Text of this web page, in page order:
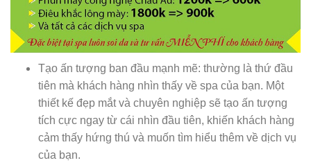
Tạo ấn tượng ban đầu mạnh mẽ: thường là thứ đầu
tiên mà khách hàng nhìn thấy về spa của bạn. Một
thiết kế đẹp mắt và chuyên nghiệp sẽ tạo ấn tượng
tích cực ngay từ cái nhìn đầu tiên, khiến khách hàng
cảm thấy hứng thú và muốn tìm hiểu thêm về dịch vụ
của bạn.